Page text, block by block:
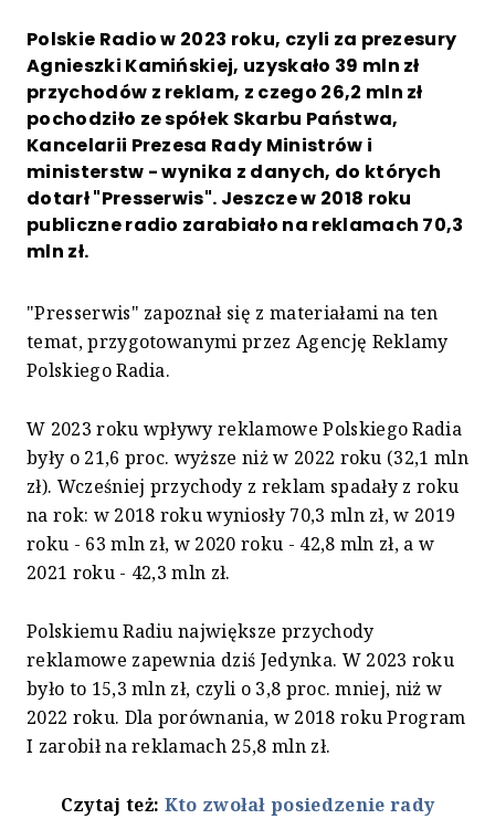
Polskie Radio w 2023 roku, czyli za prezesury
Agnieszki Kamińskiej, uzyskało 39 mln zł
przychodów z reklam, z czego 26,2 mln zł
pochodziło ze spółek Skarbu Państwa,
Kancelarii Prezesa Rady Ministrów i
ministerstw - wynika z danych, do których
dotarł "Presserwis". Jeszcze w 2018 roku
publiczne radio zarabiało na reklamach 70,3
mln zł.
"Presserwis" zapoznał się z materiałami na ten
temat, przygotowanymi przez Agencję Reklamy
Polskiego Radia.
W 2023 roku wpływy reklamowe Polskiego Radia
były o 21,6 proc. wyższe niż w 2022 roku (32,1 mln
zł). Wcześniej przychody z reklam spadały z roku
na rok: w 2018 roku wyniosły 70,3 mln zł, w 2019
roku - 63 mln zł, w 2020 roku - 42,8 mln zł, a w
2021 roku - 42,3 mln zł.
Polskiemu Radiu największe przychody
reklamowe zapewnia dziś Jedynka. W 2023 roku
było to 15,3 mln zł, czyli o 3,8 proc. mniej, niż w
2022 roku. Dla porównania, w 2018 roku Program
I zarobił na reklamach 25,8 mln zł.
Czytaj też: Kto zwołał posiedzenie rady